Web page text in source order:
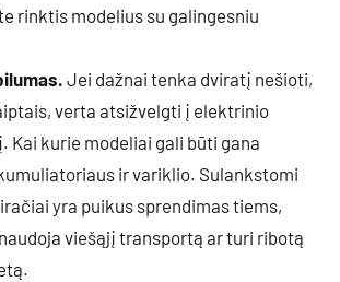
rinktis modelius su galingesniu
Jei dažnai tenka dviratį nešioti,
verta atsižvelgti į elektrinio
Kai kurie modeliai gali būti gana
ir variklio. Sulankstomi
yra puikus sprendimas tiems,
viešąjį transportą ar turi ribotą